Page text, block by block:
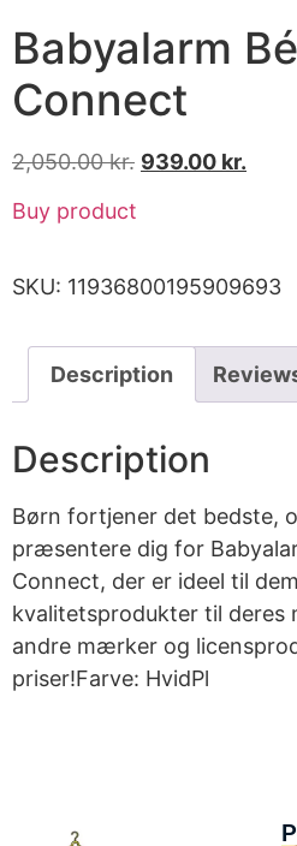
Babyalarm
Connect
2,050.00kr. 939.00 kr.
Buy product
SKU: 11936800195909693
Description
Description
Børn fortjener det bedste,
præsentere dig for
Connect, der er ideel til
kvalitetsprodukter til deres
andre mærker og
priser!Farve: HvidPl